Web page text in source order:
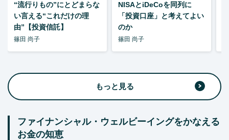
“流行りもの”にとどまらな
い言える“これだけの理
由”【投資信託】
篠田 尚子
NISAとiDeCoを同列に
「投資口座」と考えてよい
のか
篠田 尚子
もっと見る
ファイナンシャル・ウェルビーイングをかなえる
お金の知恵